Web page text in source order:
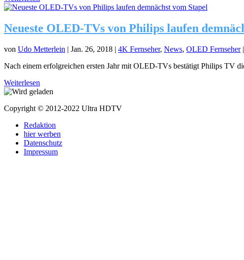
Neueste OLED-TVs von Philips laufen
von Udo Metterlein | Jan. 26, 2018 | 4K Fernseher, News, OLED Fernseher|
Nach einem erfolgreichen ersten Jahr mit OLED-TVs bestätigt Philips TV
Weiterlesen
Copyright © 2012-2022 Ultra HDTV
Redaktion
hier werben
Datenschutz
Impressum